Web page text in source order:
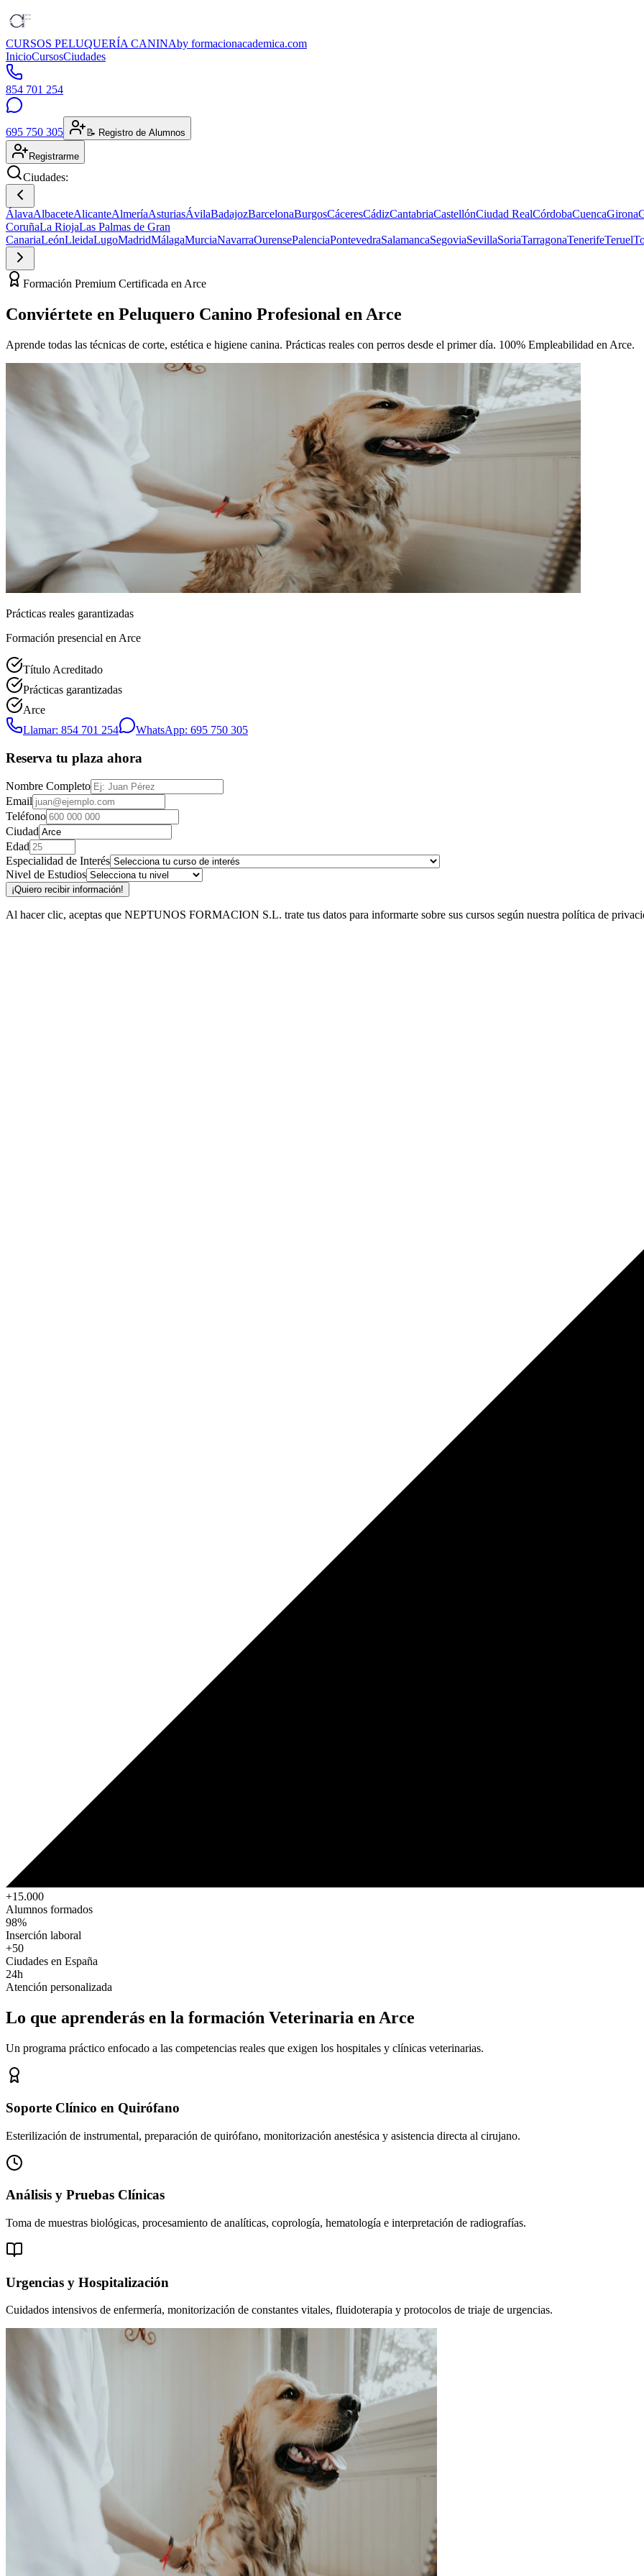
CURSOS PELUQUERÍA CANINAby formacionacademica.com
InicioCursosCiudades
854 701 254
695 750 305 📝 Registro de Alumnos
Registrarme
Ciudades:
ÁlavaAlbaceteAlicanteAlmeríaAsturiasÁvilaBadajozBarcelonaBurgosCáceresCádizCantabriaCastellónCiudad RealCórdobaCuencaGirona
CoruñaLa RiojaLas Palmas de Gran
CanariaLeónLleidaLugoMadridMálagaMurciaNavarraOurensePalenciaPontevedraSalamancaSegoviaSevillaSoriaTarragonaTenerifeTeruel
Formación Premium Certificada en Arce
Conviértete en Peluquero Canino Profesional en Arce
Aprende todas las técnicas de corte, estética e higiene canina. Prácticas reales con perros desde el primer día. 100% Empleabilidad en Arce.
Prácticas reales garantizadas
Formación presencial en Arce
Título Acreditado
Prácticas garantizadas
Arce
Llamar: 854 701 254
WhatsApp: 695 750 305
Reserva tu plaza ahora
Nombre Completo
Email
Teléfono
Ciudad
Edad
Especialidad de Interés
Nivel de Estudios
¡Quiero recibir información!
Al hacer clic, aceptas que NEPTUNOS FORMACION S.L. trate tus datos para informarte sobre sus cursos según nuestra política de
+15.000
Alumnos formados
98%
Inserción laboral
+50
Ciudades en España
24h
Atención personalizada
Lo que aprenderás en la formación Veterinaria en Arce
Un programa práctico enfocado a las competencias reales que exigen los hospitales y clínicas veterinarias.
Soporte Clínico en Quirófano
Esterilización de instrumental, preparación de quirófano, monitorización anestésica y asistencia directa al cirujano.
Análisis y Pruebas Clínicas
Toma de muestras biológicas, procesamiento de analíticas, coprología, hematología e interpretación de radiografías.
Urgencias y Hospitalización
Cuidados intensivos de enfermería, monitorización de constantes vitales, fluidoterapia y protocolos de triaje de urgencias.